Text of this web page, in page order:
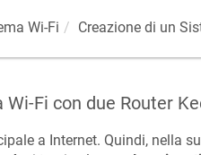
Wi-Fi Creazione di un
Fi con due Router
a Internet. Quindi, nella